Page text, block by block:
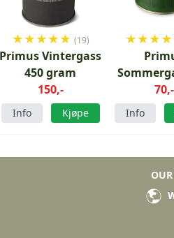
★★★★★ (19)
Primus Vintergass
450 gram
150,-
Info Kjøpe
★★★★
gram
70,-
Info